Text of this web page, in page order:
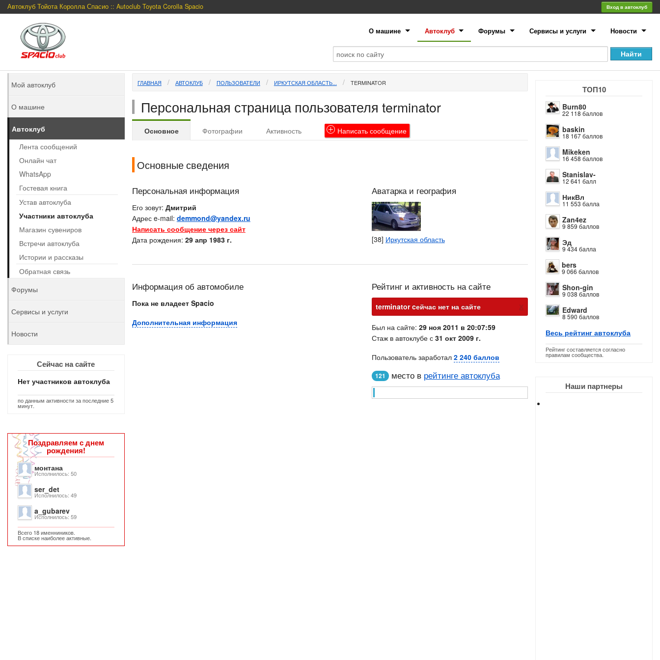
Автоклуб Тойота Королла Спасио :: Autoclub Toyota Corolla Spacio Вход в автоклуб
О машине Автоклуб Форумы Сервисы и услуги Новости
ТОП10
Burn80
22 118 баллов
baskin
18 167 баллов
Mikeken
16 458 баллов
Stanislav-
12 641 балл
НикВл
11 553 балла
Zan4ez
9 859 баллов
Эд
9 434 балла
bers
9 066 баллов
Shon-gin
9 038 баллов
Edward
8 590 баллов
Весь рейтинг автоклуба
Рейтинг составляется согласно
правилам сообщества.
Наши партнеры
ГЛАВНАЯ АВТОКЛУБ ПОЛЬЗОВАТЕЛИ ИРКУТСКАЯ ОБЛАСТЬ... TERMINATOR
Персональная страница пользователя terminator
Основное Фотографии Активность Написатьсообщение
Основные сведения
Персональная информация
Его зовут: Дмитрий
Адрес e-mail: demmond@yandex.ru
Написать сообщение через сайт
Дата рождения: 29 апр 1983 г.
Аватарка и география
[38] Иркутская область
Информация об автомобиле
Пока не владеет Spacio
Дополнительная информация
Рейтинг и активность на сайте
terminator cейчас нет на сайте х
Был на сайте: 29 ноя 2011 в 20:07:59
Стаж в автоклубе с 31 окт 2009 г.
Пользователь заработал 2 240 баллов
121 место в рейтинге автоклуба
Мой автоклуб
О машине
Автоклуб
Лента сообщений
Онлайн чат
WhatsApp
Гостевая книга
Устав автоклуба
Участники автоклуба
Магазин сувениров
Встречи автоклуба
Истории и рассказы
Обратная связь
Форумы
Сервисы и услуги
Новости
Сейчас на сайте
Нет участников автоклуба
по данным активности за последние 5
минут.
Поздравляем с днем
рождения!
монтана
Исполнилось: 50
ser_det
Исполнилось: 49
a_gubarev
Исполнилось: 59
Всего 18 именниников.
В списке наиболее активные.